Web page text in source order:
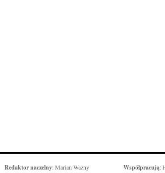
Redaktor naczelny: Marian Ważny Współpracują: